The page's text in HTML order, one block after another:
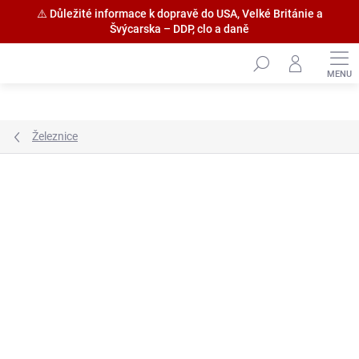
Železnice
⚠️ Důležité informace k dopravě do USA, Velké Británie a
Švýcarska – DDP, clo a daně